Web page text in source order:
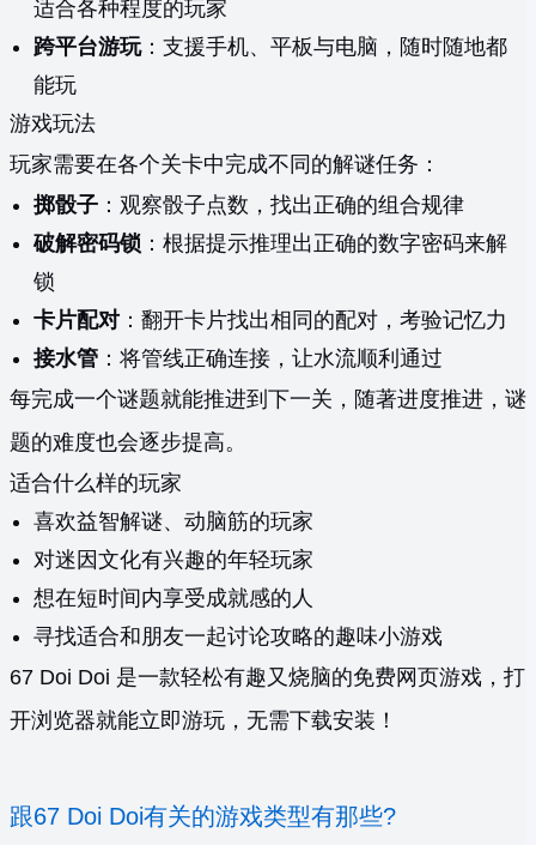
适合各种程度的玩家
跨平台游玩：支援手机、平板与电脑，随时随地都
能玩
游戏玩法
玩家需要在各个关卡中完成不同的解谜任务：
掷骰子 ：观察骰子点数，找出正确的组合规律
破解密码锁 ：根据提示推理出正确的数字密码来解
锁
卡片配对 ：翻开卡片找出相同的配对，考验记忆力
接水管 ：将管线正确连接，让水流顺利通过
每完成一个谜题就能推进到下一关，随著进度推进，谜
题的难度也会逐步提高。
适合什么样的玩家
喜欢益智解谜、动脑筋的玩家
对迷因文化有兴趣的年轻玩家
想在短时间内享受成就感的人
寻找适合和朋友一起讨论攻略的趣味小游戏
67 Doi Doi 是一款轻松有趣又烧脑的免费网页游戏，打
开浏览器就能立即游玩，无需下载安装！
跟67 Doi Doi有关的游戏类型有那些?